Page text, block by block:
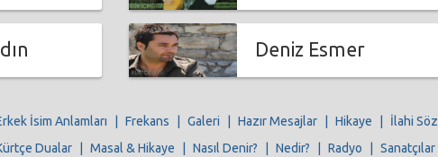
Deniz Esmer
İsim Anlamları Frekans Galeri Hazır Mesajlar Hikaye İlahi
Dualar Masal & Hikaye Nasıl Denir? Nedir? Radyo Sanatçılar